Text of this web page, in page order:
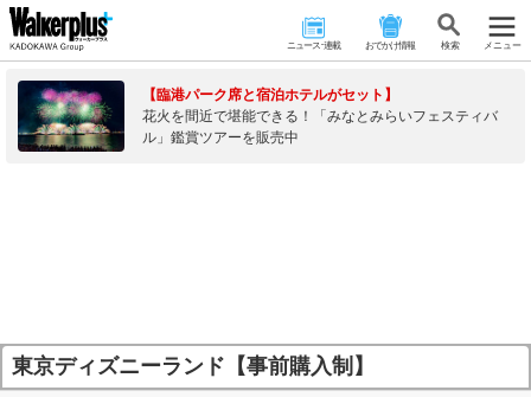
ニュース･連載 おでかけ情報 検 索 メニュー
【臨港パーク席と宿泊ホテルがセット】
花火を間近で堪能できる！「みなとみらいフェスティバ
ル」鑑賞ツアーを販売中
東京ディズニーランド【事前購入制】